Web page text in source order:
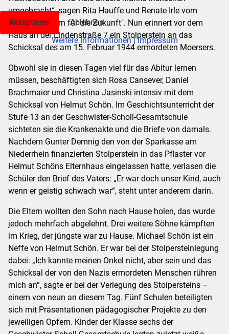
umgebracht“, sagen Rita Hauffe und Renate Irle vom
Verein „Erinnern für die Zukunft". Nun erinnert vor dem
Haus an der Lindenstraße 7 ein Stolperstein an das
Schicksal des am 15. Februar 1944 ermordeten Moersers.
Obwohl sie in diesen Tagen viel für das Abitur lernen
müssen, beschäftigten sich Rosa Cansever, Daniel
Brachmaier und Christina Jasinski intensiv mit dem
Schicksal von Helmut Schön. Im Geschichtsunterricht der
Stufe 13 an der Geschwister-Scholl-Gesamtschule
sichteten sie die Krankenakte und die Briefe von damals.
Nachdem Gunter Demnig den von der Sparkasse am
Niederrhein finanzierten Stolperstein in das Pflaster vor
Helmut Schöns Elternhaus eingelassen hatte, verlasen die
Schüler den Brief des Vaters: „Er war doch unser Kind, auch
wenn er geistig schwach war“, steht unter anderem darin.
Die Eltern wollten den Sohn nach Hause holen, das wurde
jedoch mehrfach abgelehnt. Drei weitere Söhne kämpften
im Krieg, der jüngste war zu Hause. Michael Schön ist ein
Neffe von Helmut Schön. Er war bei der Stolpersteinlegung
dabei: „Ich kannte meinen Onkel nicht, aber sein und das
Schicksal der von den Nazis ermordeten Menschen rühren
mich an“, sagte er bei der Verlegung des Stolpersteins –
einem von neun an diesem Tag. Fünf Schulen beteiligten
sich mit Präsentationen pädagogischer Projekte zu den
jeweiligen Opfern. Kinder der Klasse sechs der
Akzeptieren
Ablehnen
Weitere Informationen|Impressum